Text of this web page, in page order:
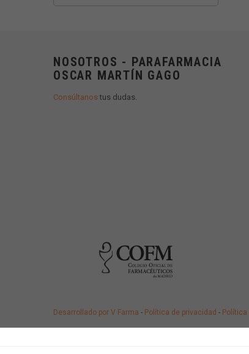
NOSOTROS - PARAFARMACIA
OSCAR MARTÍN GAGO
Consúltanostus dudas.
Desarrollado por V·Farma - Política de privacidad -